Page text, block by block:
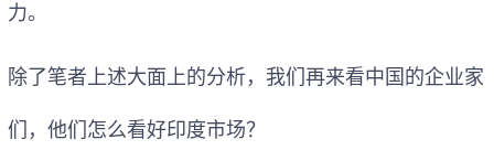
力。
除了笔者上述大面上的分析，我们再来看中国的企业家
们，他们怎么看好印度市场？